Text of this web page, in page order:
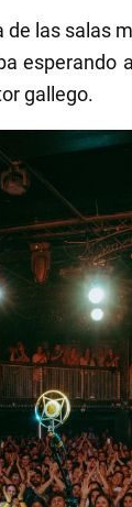
de las salas
esperando
gallego.